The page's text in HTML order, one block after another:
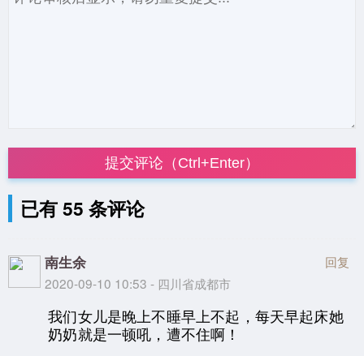
提交评论（Ctrl+Enter）
已有 55 条评论
南生余
2020-09-10 10:53 - 四川省成都市
回复
我们女儿是晚上不睡早上不起，每天早起床她
奶奶就是一顿吼，遭不住啊！